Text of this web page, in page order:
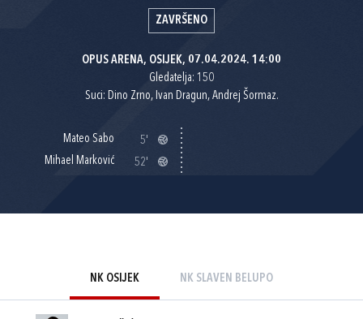
ZAVRŠENO
OPUS ARENA, OSIJEK, 07.04.2024. 14:00
Gledatelja: 150
Suci: Dino Zrno, Ivan Dragun, Andrej Šormaz.
Mateo Sabo
5'
Mihael Marković
52'
NK OSIJEK NK SLAVEN BELUPO